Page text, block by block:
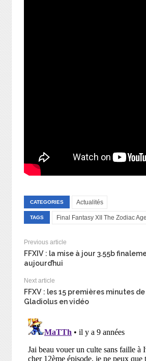
CATEGORIES Actualités
TAGS Final Fantasy XII The Zodiac Age
Previous article
FFXIV : la mise à jour 3.55b
aujourd’hui
Next article
FFXV : les 15 premières minutes
Gladiolus en vidéo